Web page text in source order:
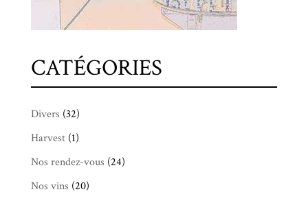
CATÉGORIES
Divers (32)
Harvest(1)
Nos rendez-vous (24)
Nos vins (20)